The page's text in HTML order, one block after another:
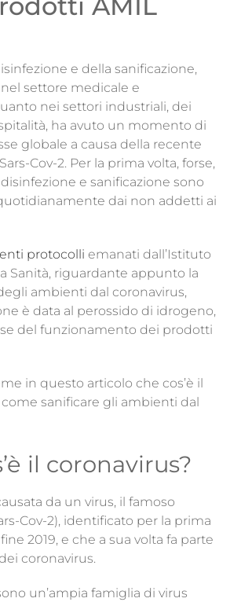
e della sanificazione,
settore medicale e
nei settori industriali, dei
ha avuto un momento di
globale a causa della recente
Cov-2. Per la prima volta, forse,
e sanificazione sono
dai non addetti ai
protocolli emanati dall’Istituto
Sanità, riguardante appunto la
ambienti dal coronavirus,
è data al perossido di idrogeno,
del funzionamento dei prodotti
in questo articolo che cos’è il
sanificare gli ambienti dal
il coronavirus?
da un virus, il famoso
Cov-2), identificato per la prima
2019, e che a sua volta fa parte
coronavirus.
un’ampia famiglia di virus